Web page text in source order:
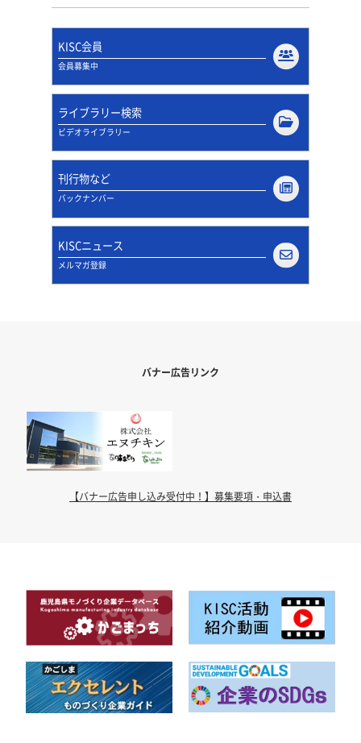
KISC会員
会員募集中
ライブラリー検索
ビデオライブラリー
刊行物など
バックナンバー
KISCニュース
メルマガ登録
バナー広告リンク
【バナー広告申し込み受付中！】募集要項・申込書